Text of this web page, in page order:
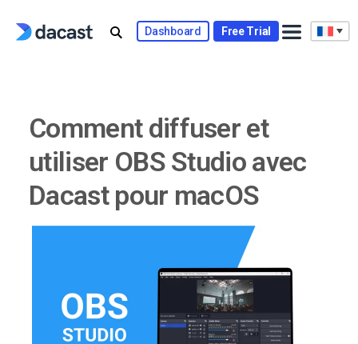
Dashboard Free Trial
Comment diffuser et
utiliser OBS Studio avec
Dacast pour macOS